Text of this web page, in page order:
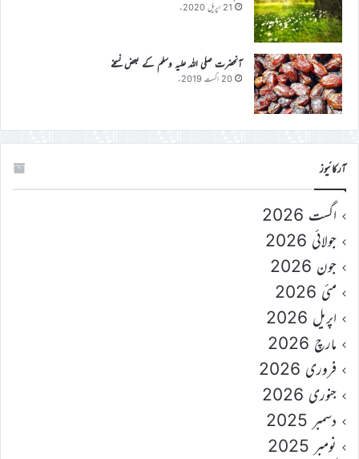
21 اپریل 2020ء
آنحضرت صلی اللہ علیہ وسلم کے بعض نسخے
20 اگست 2019ء
آرکائیوز
اگست 2026
جولائی 2026
جون 2026
مئی 2026
اپریل 2026
مارچ 2026
فروری 2026
جنوری 2026
دسمبر 2025
نومبر 2025